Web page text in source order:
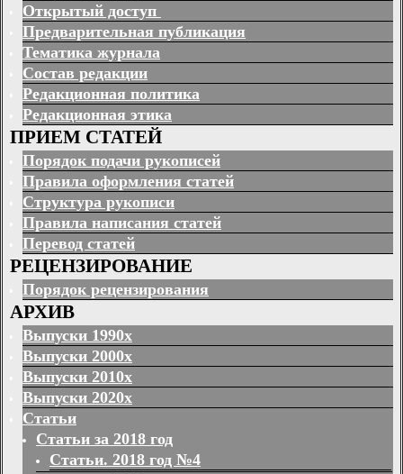
Открытый доступ
Предварительная публикация
Тематика журнала
Состав редакции
Редакционная политика
Редакционная этика
ПРИЕМ СТАТЕЙ
Порядок подачи рукописей
Правила оформления статей
Структура рукописи
Правила написания статей
Перевод статей
РЕЦЕНЗИРОВАНИЕ
Порядок рецензирования
АРХИВ
Выпуски 1990х
Выпуски 2000х
Выпуски 2010х
Выпуски 2020х
Статьи
Статьи за 2018 год
Статьи. 2018 год №4